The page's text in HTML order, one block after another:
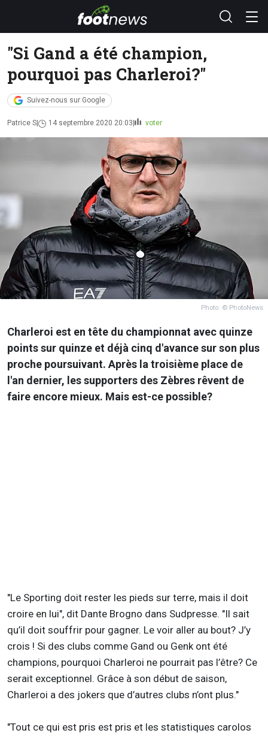
"Si Gand a été champion,
pourquoi pas Charleroi?"
Suivez-nous sur Google
Patrice S 14 septembre 2020 20:03 voter
Photo: © PhotoNews
Charleroi est en tête du championnat avec quinze
points sur quinze et déjà cinq d'avance sur son plus
proche poursuivant. Après la troisième place de
l'an dernier, les supporters des Zèbres rêvent de
faire encore mieux. Mais est-ce possible?
"Le Sporting doit rester les pieds sur terre, mais il doit
croire en lui", dit Dante Brogno dans Sudpresse. "Il sait
qu’il doit souffrir pour gagner. Le voir aller au bout? J’y
crois ! Si des clubs comme Gand ou Genk ont été
champions, pourquoi Charleroi ne pourrait pas l’être? Ce
serait exceptionnel. Grâce à son début de saison,
Charleroi a des jokers que d’autres clubs n’ont plus."
"Tout ce qui est pris est pris et les statistiques carolos